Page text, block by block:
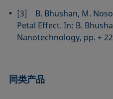
[3] B. Bhushan, M.
Petal Effect. In: B.
Nanotechnology, pp. +
同类产品